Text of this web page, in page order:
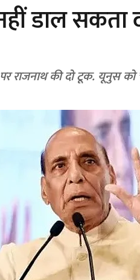
डाल सकता
पर राजनाथ की दो टूक. यूनुस